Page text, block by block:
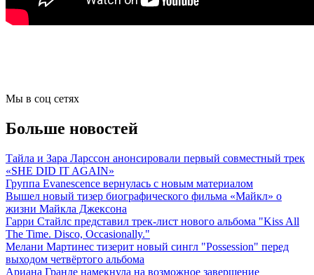
Мы в соц сетях
Больше новостей
Тайла и Зара Ларссон анонсировали первый совместный трек
«SHE DID IT AGAIN»
Группа Evanescence вернулась с новым материалом
Вышел новый тизер биографического фильма «Майкл» о
жизни Майкла Джексона
Гарри Стайлс представил трек-лист нового альбома "Kiss All
The Time. Disco, Occasionally."
Мелани Мартинес тизерит новый сингл "Possession" перед
выходом четвёртого альбома
Ариана Гранде намекнула на возможное завершение